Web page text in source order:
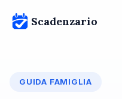
Scadenzario
GUIDA FAMIGLIA